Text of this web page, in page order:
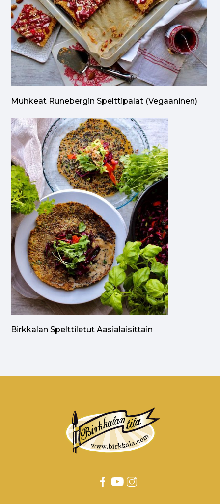
Muhkeat Runebergin Spelttipalat (vegaaninen)
Birkkalan Spelttiletut Aasialaisittain